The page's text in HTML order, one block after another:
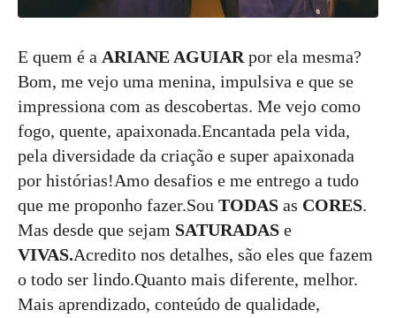
E quem é a ARIANE AGUIAR por ela mesma?
Bom, me vejo uma menina, impulsiva e que se
impressiona com as descobertas. Me vejo como
fogo, quente, apaixonada.Encantada pela vida,
pela diversidade da criação e super apaixonada
por histórias!Amo desafios e me entrego a tudo
que me proponho fazer.Sou TODAS as CORES.
Mas desde que sejam SATURADAS e
VIVAS.Acredito nos detalhes, são eles que fazem
o todo ser lindo.Quanto mais diferente, melhor.
Mais aprendizado, conteúdo de qualidade,